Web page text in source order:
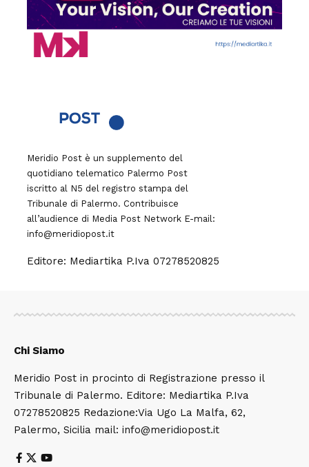
Meridio Post è un supplemento del
quotidiano telematico Palermo Post
iscritto al N5 del registro stampa del
Tribunale di Palermo. Contribuisce
all’audience di Media Post Network E-mail:
info@meridiopost.it
Editore: Mediartika P.Iva 07278520825
Chi Siamo
Meridio Post in procinto di Registrazione presso il
Tribunale di Palermo. Editore: Mediartika P.Iva
07278520825 Redazione:Via Ugo La Malfa, 62,
Palermo, Sicilia mail: info@meridiopost.it